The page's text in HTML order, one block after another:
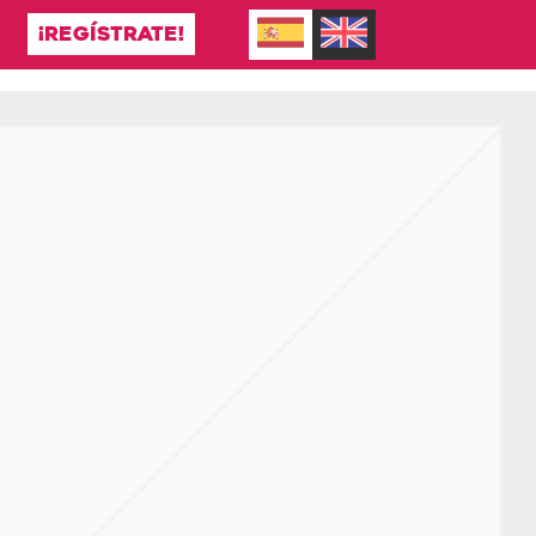
¡REGÍSTRATE!